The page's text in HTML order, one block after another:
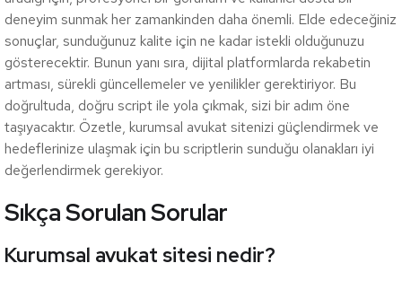
deneyim sunmak her zamankinden daha önemli. Elde edeceğiniz
sonuçlar, sunduğunuz kalite için ne kadar istekli olduğunuzu
gösterecektir. Bunun yanı sıra, dijital platformlarda rekabetin
artması, sürekli güncellemeler ve yenilikler gerektiriyor. Bu
doğrultuda, doğru script ile yola çıkmak, sizi bir adım öne
taşıyacaktır. Özetle, kurumsal avukat sitenizi güçlendirmek ve
hedeflerinize ulaşmak için bu scriptlerin sunduğu olanakları iyi
değerlendirmek gerekiyor.
Sıkça Sorulan Sorular
Kurumsal avukat sitesi nedir?